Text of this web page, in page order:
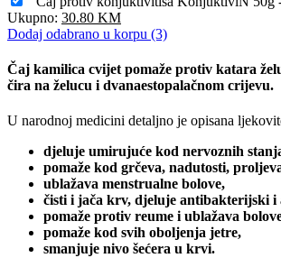
Ukupno: 30.80 KM
Dodaj odabrano u korpu (3)
Čaj kamilica cvijet pomaže protiv katara
čira na želucu i dvanaestopalačnom crijevu.
U narodnoj medicini detaljno je opisana
djeluje umirujuće kod nervoznih
pomaže kod grčeva, nadutosti,
ublažava menstrualne bolove,
čisti i jača krv, djeluje antibakterijski i
pomaže protiv reume i ublažava
pomaže kod svih oboljenja jetre,
smanjuje nivo šećera u krvi.